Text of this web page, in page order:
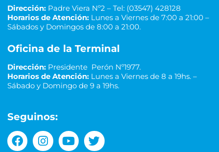
Dirección: Padre Viera Nº2 – Tel: (03547) 428128
Horarios de Atención: Lunes a Viernes de 7:00 a 21:00 –
Sábados y Domingos de 8:00 a 21:00.
Oficina de la Terminal
Dirección: Presidente Perón Nº1977.
Horarios de Atención: Lunes a Viernes de 8 a 19hs. –
Sábado y Domingo de 9 a 19hs.
Seguinos: